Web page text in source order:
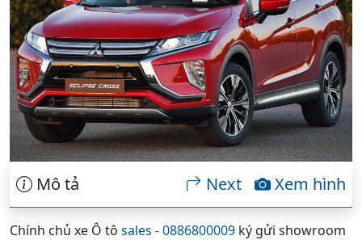
Mô tả Xem hình
Next
Chính chủ xe Ô tô sales - 0886800009 ký gửi showroom